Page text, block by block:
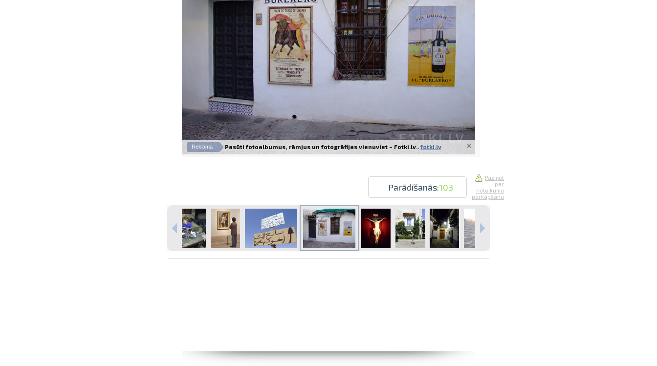
Piegāde visā Latvijā vai saņemšana klātienē
Reklāma Pasūti fotoalbumus, rāmjus un fotogrāfijas vienuviet – Fotki.lv.. fotki.lv
Parādīšanās:103
Paziņot
par
noteikumu
pārkāpšanu